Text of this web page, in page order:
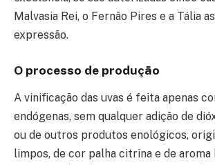
Malvasia Rei, o Fernão Pires e a Tália
expressão.
O processo de produção
A vinificação das uvas é feita apenas
endógenas, sem qualquer adição de
ou de outros produtos enológicos,
limpos, de cor palha citrina e de aroma